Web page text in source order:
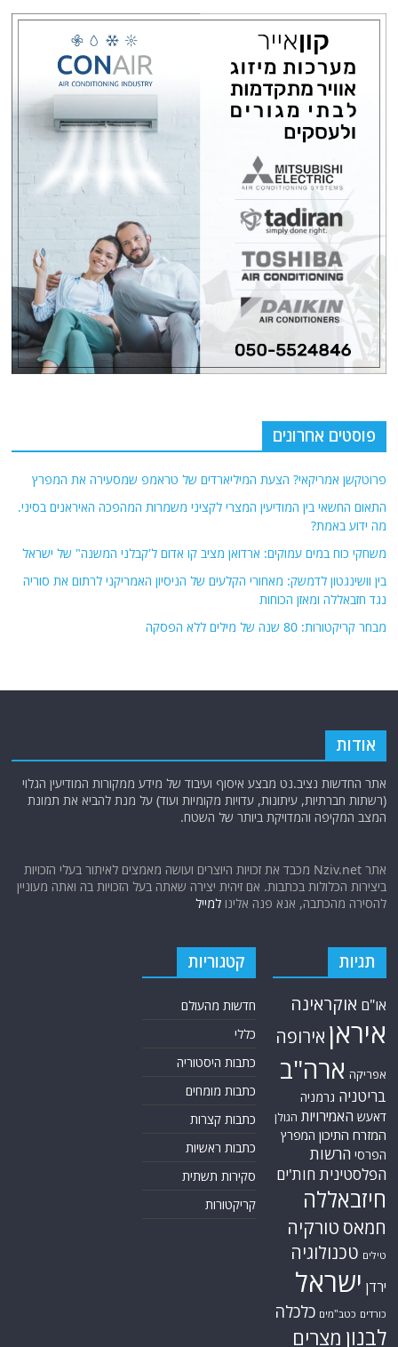
פוסטים אחרונים
פרוטקשן אמריקאי? הצעת המיליארדים של טראמפ שמסעירה את המפרץ
התאום החשאי בין המודיעין המצרי לקציני משמרות המהפכה האיראנים בסיני.
מה ידוע באמת?
משחקי כוח במים עמוקים: ארדואן מציב קו אדום ל'קבלני המשנה" של ישראל
בין וושינגטון לדמשק: מאחורי הקלעים של הניסיון האמריקני לרתום את סוריה
נגד חזבאללה ומאזן הכוחות
מבחר קריקטורות: 80 שנה של מילים ללא הפסקה
אודות
אתר החדשות נציב.נט מבצע איסוף ועיבוד של מידע ממקורות המודיעין הגלוי
(רשתות חברתיות, עיתונות, עדויות מקומיות ועוד) על מנת להביא את תמונת
המצב המקיפה והמדויקת ביותר של השטח.
אתר Nziv.net מכבד את זכויות היוצרים ועושה מאמצים לאיתור בעלי הזכויות
ביצירות הכלולות בכתבות. אם זיהית יצירה שאתה בעל הזכויות בה ואתה מעוניין
להסירה מהכתבה, אנא פנה אלינולמייל
תגיות
או"ם אוקראינה
איראן אירופה
אפריקה ארה"ב
בריטניה גרמניה
דאעש האמירויות הגולן
המזרח התיכון המפרץ
הפרסי הרשות
הפלסטינית חות'ים
חיזבאללה
חמאס טורקיה
טילים טכנולוגיה
ירדן ישראל
כורדים כטב"מים כלכלה
לבנון מצרים
קטגוריות
חדשות מהעולם
כללי
כתבות היסטוריה
כתבות מומחים
כתבות קצרות
כתבות ראשיות
סקירות תשתית
קריקטורות